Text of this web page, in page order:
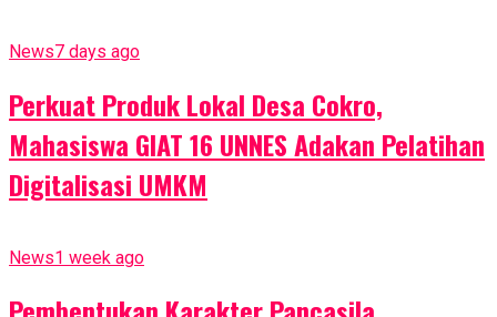
News7 days ago
Perkuat Produk Lokal Desa Cokro,
Mahasiswa GIAT 16 UNNES Adakan Pelatihan
Digitalisasi UMKM
News1 week ago